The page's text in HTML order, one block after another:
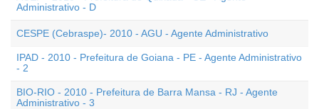
Administrativo - D
CESPE (Cebraspe)- 2010 - AGU - Agente Administrativo
IPAD - 2010 - Prefeitura de Goiana - PE - Agente Administrativo
- 2
BIO-RIO - 2010 - Prefeitura de Barra Mansa - RJ - Agente
Administrativo - 3